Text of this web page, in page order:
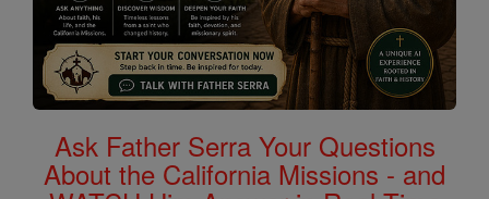
Ask Father Serra Your Questions
About the California Missions - and